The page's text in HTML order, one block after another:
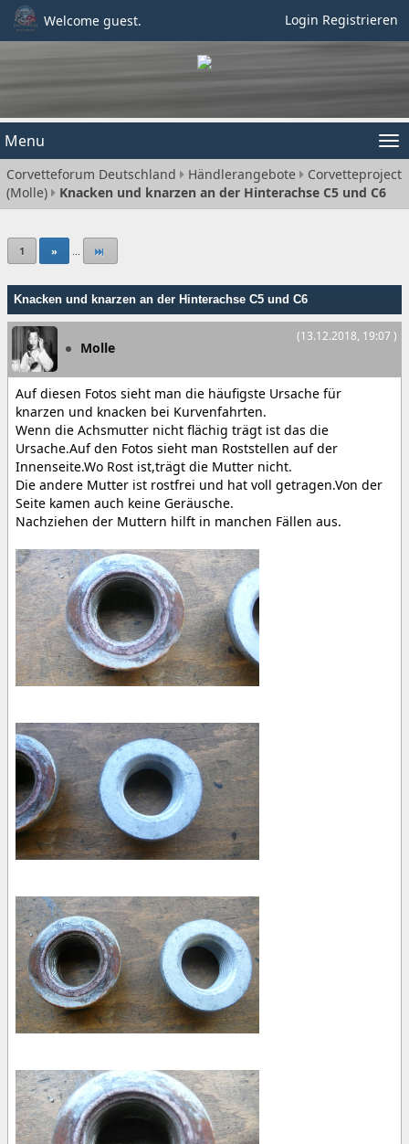
Welcome guest. Login Registrieren
Menu
Corvetteforum Deutschland Händlerangebote
Corvetteproject
(Molle)
Knacken und knarzen an der Hinterachse C5 und C6
1 » ...
Knacken und knarzen an der Hinterachse C5 und C6
(13.12.2018, 19:07 )
Molle
Auf diesen Fotos sieht man die häufigste Ursache für
knarzen und knacken bei Kurvenfahrten.
Wenn die Achsmutter nicht flächig trägt ist das die
Ursache.Auf den Fotos sieht man Roststellen auf der
Innenseite.Wo Rost ist,trägt die Mutter nicht.
Die andere Mutter ist rostfrei und hat voll getragen.Von der
Seite kamen auch keine Geräusche.
Nachziehen der Muttern hilft in manchen Fällen aus.